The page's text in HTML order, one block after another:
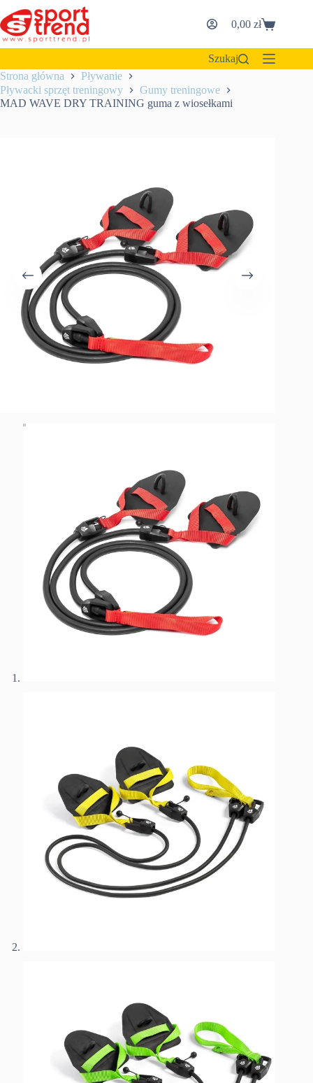
do
treści
Koszyk
0,00zł
Szukaj
Strona główna
Pływanie
Pływacki sprzęt treningowy
Gumy treningowe
MAD WAVE DRY TRAINING guma z wiosełkami